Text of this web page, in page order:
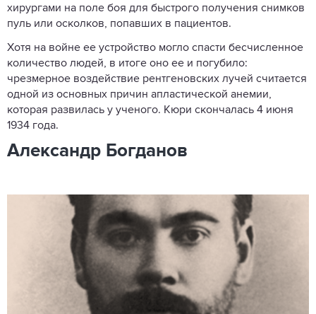
хирургами на поле боя для быстрого получения снимков
пуль или осколков, попавших в пациентов.
Хотя на войне ее устройство могло спасти бесчисленное
количество людей, в итоге оно ее и погубило:
чрезмерное воздействие рентгеновских лучей считается
одной из основных причин апластической анемии,
которая развилась у ученого. Кюри скончалась 4 июня
1934 года.
Александр Богданов